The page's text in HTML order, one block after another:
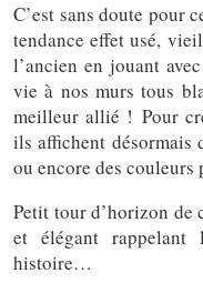
C’est sans doute pour
tendance effet usé,
l’ancien en jouant
vie à nos murs tous
meilleur allié ! Pour
ils affichent désormais
ou encore des couleurs
Petit tour d’horizon de
et élégant rappelant
histoire…